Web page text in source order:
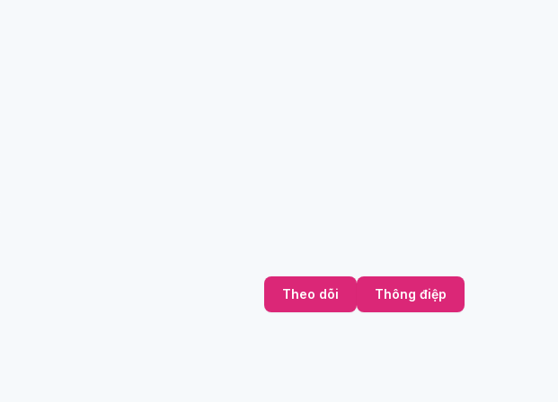
Theo dõi Thông điệp